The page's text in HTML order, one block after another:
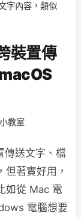
字內容，類似
裝置傳
教室
傳送文字、檔
著實好用，
如從 Mac 電
電腦想要